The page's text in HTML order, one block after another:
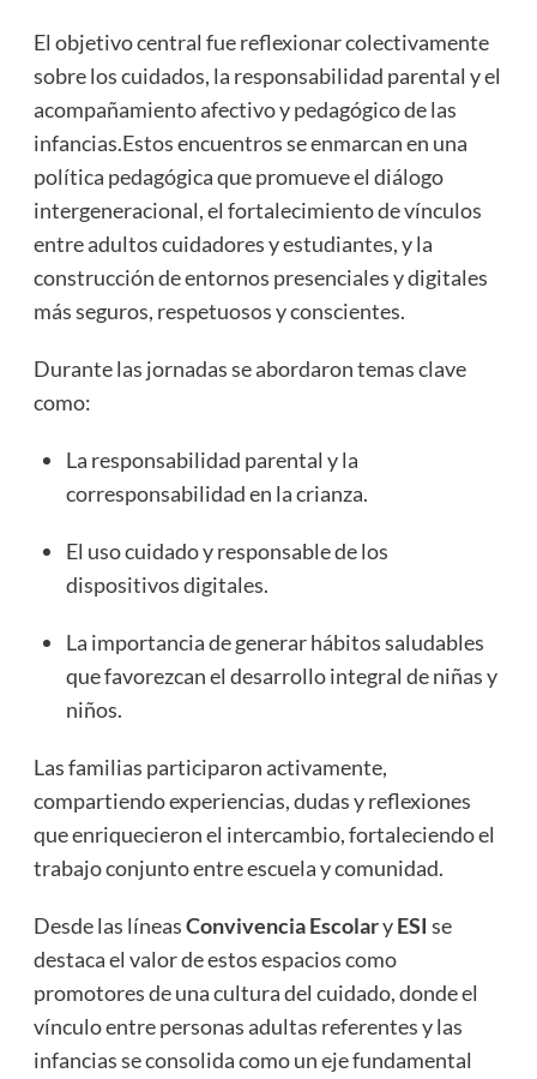
El objetivo central fue reflexionar colectivamente
sobre los cuidados, la responsabilidad parental y el
acompañamiento afectivo y pedagógico de las
infancias.Estos encuentros se enmarcan en una
política pedagógica que promueve el diálogo
intergeneracional, el fortalecimiento de vínculos
entre adultos cuidadores y estudiantes, y la
construcción de entornos presenciales y digitales
más seguros, respetuosos y conscientes.
Durante las jornadas se abordaron temas clave
como:
La responsabilidad parental y la
corresponsabilidad en la crianza.
El uso cuidado y responsable de los
dispositivos digitales.
La importancia de generar hábitos saludables
que favorezcan el desarrollo integral de niñas y
niños.
Las familias participaron activamente,
compartiendo experiencias, dudas y reflexiones
que enriquecieron el intercambio, fortaleciendo el
trabajo conjunto entre escuela y comunidad.
Desde las líneasConvivencia EscolaryESI se
destaca el valor de estos espacios como
promotores de una cultura del cuidado, donde el
vínculo entre personas adultas referentes y las
infancias se consolida como un eje fundamental